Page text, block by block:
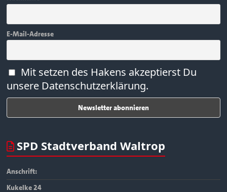
E-Mail-Adresse
Mit setzen des Hakens akzeptierst Du
unsere Datenschutzerklärung.
SPD Stadtverband Waltrop
Anschrift:
Kukelke 24